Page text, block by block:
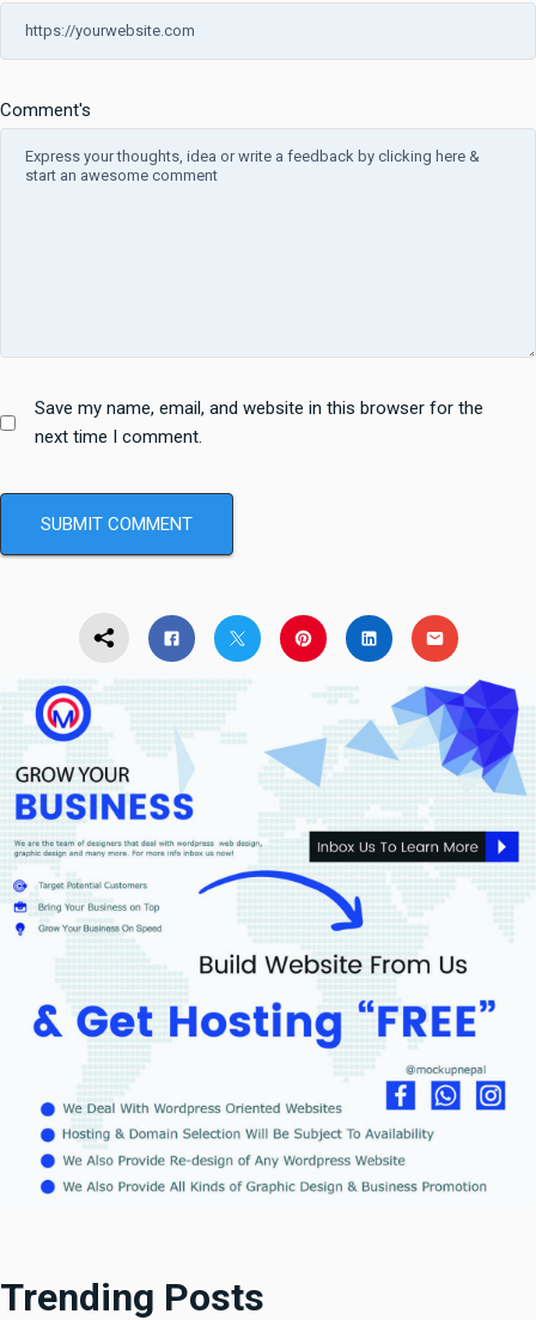
Comment's
Save my name, email, and website in this browser for the
next time I comment.
Trending Posts